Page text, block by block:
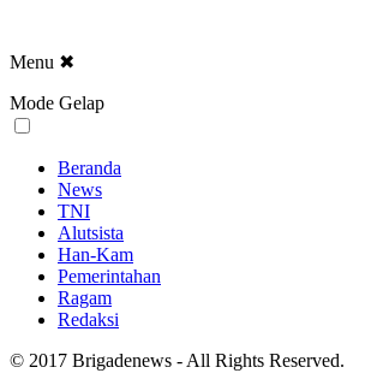
Menu ✖
Mode Gelap
Beranda
News
TNI
Alutsista
Han-Kam
Pemerintahan
Ragam
Redaksi
© 2017 Brigadenews - All Rights Reserved.